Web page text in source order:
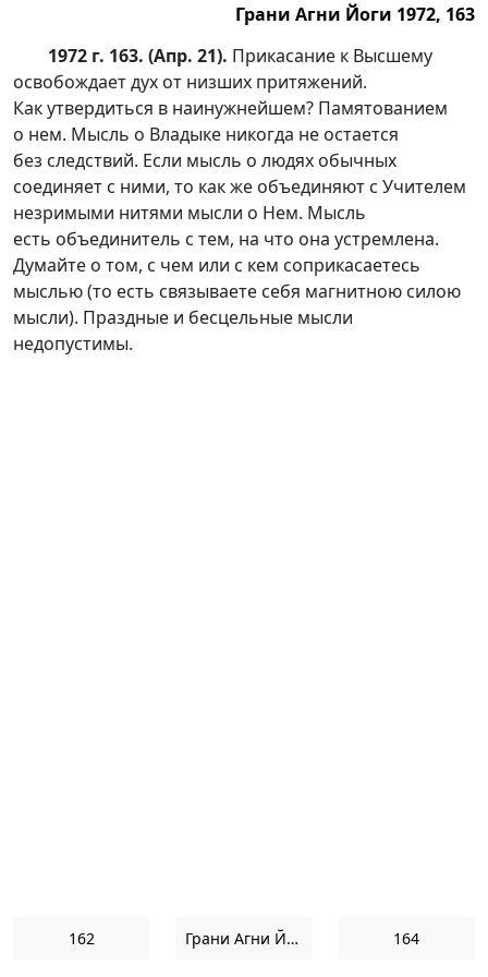
Грани Агни Йоги 1972, 163
1972 г. 163. (Апр. 21). Прикасание к Высшему
освобождает дух от низших притяжений.
Как утвердиться в наинужнейшем? Памятованием
о нем. Мысль о Владыке никогда не остается
без следствий. Если мысль о людях обычных
соединяет с ними, то как же объединяют с Учителем
незримыми нитями мысли о Нем. Мысль
есть объединитель с тем, на что она устремлена.
Думайте о том, с чем или с кем соприкасаетесь
мыслью (то есть связываете себя магнитною силою
мысли). Праздные и бесцельные мысли
недопустимы.
162 Грани Агни Йоги 1972 164